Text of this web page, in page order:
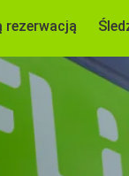
rezerwacją